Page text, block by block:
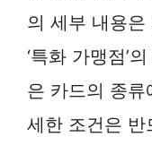
의 세부 내용
‘특화 가맹점’
은 카드의 종
세한 조건은 반